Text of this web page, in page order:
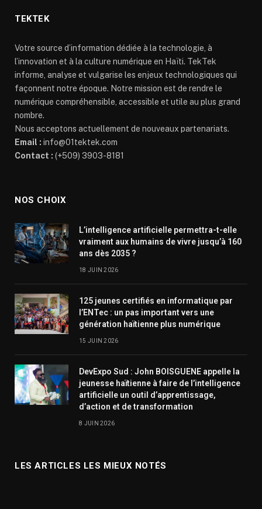
TEKTEK
Votre source d’information dédiée à la technologie, à
l’innovation et à la culture numérique en Haïti. TekTek
informe, analyse et vulgarise les enjeux technologiques qui
façonnent notre époque. Notre mission est de rendre le
numérique compréhensible, accessible et utile au plus grand
nombre.
Nous acceptons actuellement de nouveaux partenariats.
Email : info@01tektek.com
Contact : (+509) 3903-8181
NOS CHOIX
L’intelligence artificielle permettra-t-elle
vraiment aux humains de vivre jusqu’à 160
ans dès 2035 ?
18 JUIN 2026
125 jeunes certifiés en informatique par
l’ENTec : un pas important vers une
génération haïtienne plus numérique
15 JUIN 2026
DevExpo Sud : John BOISGUENE appelle la
jeunesse haïtienne à faire de l’intelligence
artificielle un outil d’apprentissage,
d’action et de transformation
8 JUIN 2026
LES ARTICLES LES MIEUX NOTÉS